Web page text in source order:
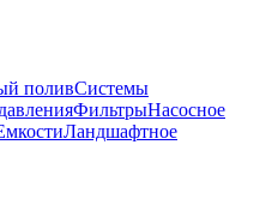
поливСистемы
ФильтрыНасосное
Ландшафтное